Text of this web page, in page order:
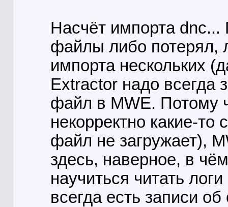
Насчёт импорта dnc...
файлы либо потерял,
импорта нескольких
Extractor надо всегда
файл в MWE. Потому
некорректно какие-то
файл не загружает),
здесь, наверное, в
научиться читать
всегда есть записи